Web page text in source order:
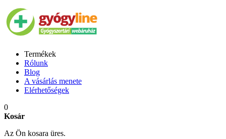
Termékek
Rólunk
Blog
A vásárlás menete
Elérhetőségek
0
Kosár
Az Ön kosara üres.